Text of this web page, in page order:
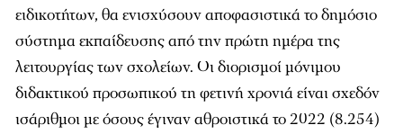
ειδικοτήτων, θα ενισχύσουν αποφασιστικά το δημόσιο
σύστημα εκπαίδευσης από την πρώτη ημέρα της
λειτουργίας των σχολείων. Οι διορισμοί μόνιμου
διδακτικού προσωπικού τη φετινή χρονιά είναι σχεδόν
ισάριθμοι με όσους έγιναν αθροιστικά το 2022 (8.254)